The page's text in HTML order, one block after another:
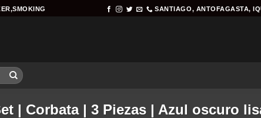
SANTIAGO, ANTOFAGASTA,
| Corbata | 3 Piezas | Azul oscuro